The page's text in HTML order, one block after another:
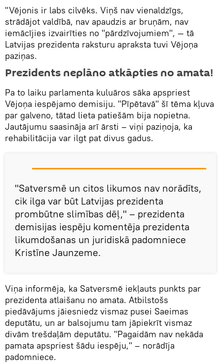
"Vējonis ir labs cilvēks. Viņš nav vienaldzīgs,
strādājot valdībā, nav apaudzis ar bruņām, nav
iemācījies izvairīties no "pārdzīvojumiem", — tā
Latvijas prezidenta raksturu apraksta tuvi Vējoņa
paziņas.
Prezidents neplāno atkāpties no amata!
Pa to laiku parlamenta kuluāros sāka apspriest
Vējoņa iespējamo demisiju. "Pīpētavā" šī tēma kļuva
par galveno, tātad lieta patiešām bija nopietna.
Jautājumu saasināja arī ārsti – viņi paziņoja, ka
rehabilitācija var ilgt pat divus gadus.
"Satversmē un citos likumos nav norādīts,
cik ilga var būt Latvijas prezidenta
prombūtne slimības dēļ," – prezidenta
demisijas iespēju komentēja prezidenta
likumdošanas un juridiskā padomniece
Kristīne Jaunzeme.
Viņa informēja, ka Satversmē iekļauts punkts par
prezidenta atlaišanu no amata. Atbilstošs
piedāvājums jāiesniedz vismaz pusei Saeimas
deputātu, un ar balsojumu tam jāpiekrīt vismaz
divām trešdaļām deputātu. "Pagaidām nav nekāda
pamata apspriest šādu iespēju," – norādīja
padomniece.